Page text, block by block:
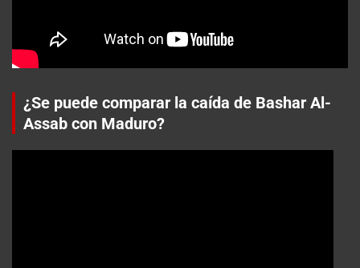
¿Se puede comparar la caída de Bashar Al-
Assab con Maduro?